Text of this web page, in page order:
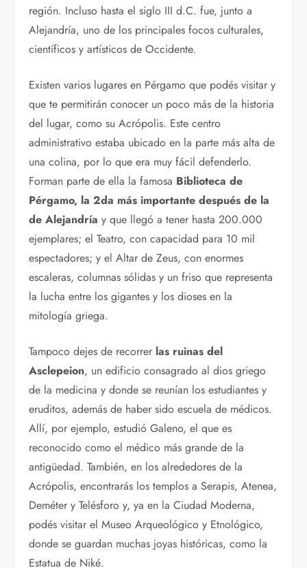
región. Incluso hasta el siglo III d.C. fue, junto a
Alejandría, uno de los principales focos culturales,
científicos y artísticos de Occidente.
Existen varios lugares en Pérgamo que podés visitar y
que te permitirán conocer un poco más de la historia
del lugar, como su Acrópolis. Este centro
administrativo estaba ubicado en la parte más alta de
una colina, por lo que era muy fácil defenderlo.
Forman parte de ella la famosa Biblioteca de
Pérgamo, la 2da más importante después de la
de Alejandría y que llegó a tener hasta 200.000
ejemplares; el Teatro, con capacidad para 10 mil
espectadores; y el Altar de Zeus, con enormes
escaleras, columnas sólidas y un friso que representa
la lucha entre los gigantes y los dioses en la
mitología griega.
Tampoco dejes de recorrer las ruinas del
Asclepeion, un edificio consagrado al dios griego
de la medicina y donde se reunían los estudiantes y
eruditos, además de haber sido escuela de médicos.
Allí, por ejemplo, estudió Galeno, el que es
reconocido como el médico más grande de la
antigüedad. También, en los alrededores de la
Acrópolis, encontrarás los templos a Serapis, Atenea,
Deméter y Telésforo y, ya en la Ciudad Moderna,
podés visitar el Museo Arqueológico y Etnológico,
donde se guardan muchas joyas históricas, como la
Estatua de Niké.